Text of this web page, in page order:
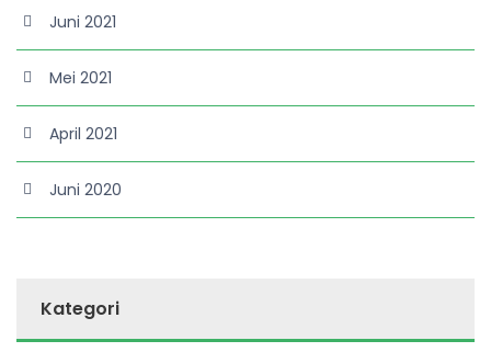
Juni 2021
Mei 2021
April 2021
Juni 2020
Kategori